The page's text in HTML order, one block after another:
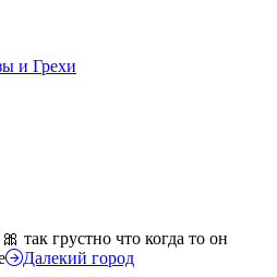
и Грехи
так грустно что когда то он
Далекий город